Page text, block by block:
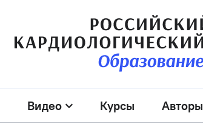
Видео Курсы Авторы